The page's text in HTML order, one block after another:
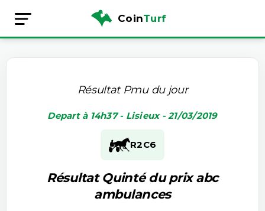
CoinTurf
Résultat Pmu du jour
Depart à 14h37 - Lisieux - 21/03/2019
R2C6
Résultat Quinté du prix abc
ambulances